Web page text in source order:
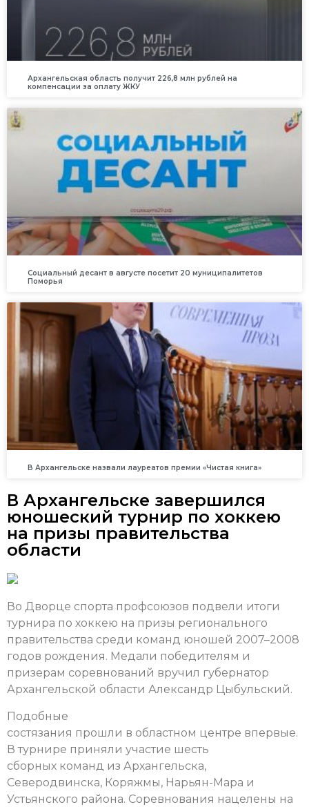
Архангельская область получит 226,8 млн рублей на
компенсации за оплату ЖКУ
Социальный десант в августе посетит 20 муниципалитетов
Поморья
В Архангельске назвали лауреатов премии «Чистая книга»
В Архангельске завершился
юношеский турнир по хоккею
на призы правительства
области
Во Дворце спорта профсоюзов подвели итоги
турнира по хоккею на призы регионального
правительства среди команд юношей 2007–2008
годов рождения. Медали победителям и
призерам соревнований вручил губернатор
Архангельской области Александр Цыбульский.
Подобные
состязания прошли в областном центре впервые.
В турнире приняли участие шесть
сборных команд из Архангельска,
Северодвинска, Коряжмы, Нарьян-Мара и
Устьянского района. Соревнования нацелены на